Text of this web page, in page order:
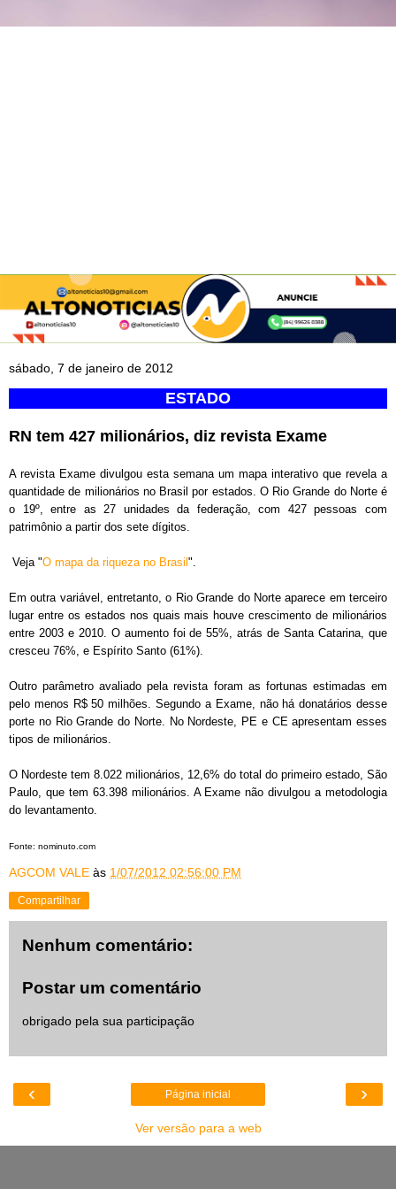
sábado, 7 de janeiro de 2012
ESTADO
RN tem 427 milionários, diz revista Exame
A revista Exame divulgou esta semana um mapa interativo que revela a
quantidade de milionários no Brasil por estados. O Rio Grande do Norte é
o 19º, entre as 27 unidades da federação, com 427 pessoas com
patrimônio a partir dos sete dígitos.
Veja "O mapa da riqueza no Brasil ".
Em outra variável, entretanto, o Rio Grande do Norte aparece em terceiro
lugar entre os estados nos quais mais houve crescimento de milionários
entre 2003 e 2010. O aumento foi de 55%, atrás de Santa Catarina, que
cresceu 76%, e Espírito Santo (61%).
Outro parâmetro avaliado pela revista foram as fortunas estimadas em
pelo menos R$ 50 milhões. Segundo a Exame, não há donatários desse
porte no Rio Grande do Norte. No Nordeste, PE e CE apresentam esses
tipos de milionários.
O Nordeste tem 8.022 milionários, 12,6% do total do primeiro estado, São
Paulo, que tem 63.398 milionários. A Exame não divulgou a metodologia
do levantamento.
Fonte: nominuto.com
AGCOM VALE às 1/07/2012 02:56:00 PM
Compartilhar
Nenhum comentário:
Postar um comentário
obrigado pela sua participação
‹ ›
Página inicial
Ver versão para a web